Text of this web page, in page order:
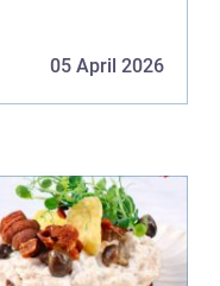
05 April 2026